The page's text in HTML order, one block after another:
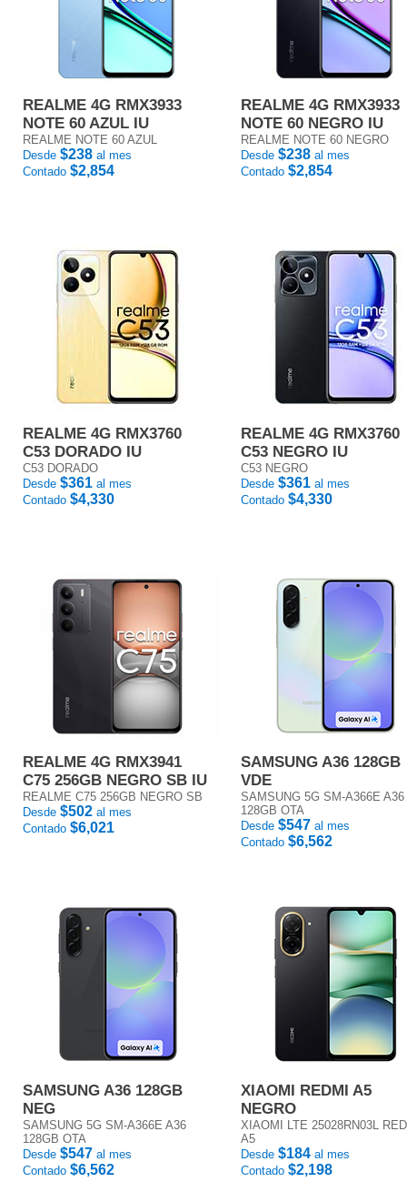
REALME 4G RMX3933
NOTE 60 AZUL IU
REALME NOTE 60 AZUL
Desde $238 al mes
Contado $2,854
REALME 4G RMX3933
NOTE 60 NEGRO IU
REALME NOTE 60 NEGRO
Desde $238 al mes
Contado $2,854
REALME 4G RMX3760
C53 DORADO IU
C53 DORADO
Desde $361 al mes
Contado $4,330
REALME 4G RMX3760
C53 NEGRO IU
C53 NEGRO
Desde $361 al mes
Contado $4,330
REALME 4G RMX3941
C75 256GB NEGRO SB IU
REALME C75 256GB NEGRO SB
Desde $502 al mes
Contado $6,021
SAMSUNG A36 128GB
VDE
SAMSUNG 5G SM-A366E A36
128GB OTA
Desde $547 al mes
Contado $6,562
SAMSUNG A36 128GB
NEG
SAMSUNG 5G SM-A366E A36
128GB OTA
Desde $547 al mes
Contado $6,562
XIAOMI REDMI A5
NEGRO
XIAOMI LTE 25028RN03L
A5
Desde $184 al mes
Contado $2,198